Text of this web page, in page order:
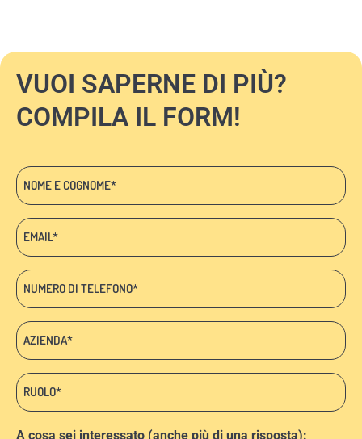
VUOI SAPERNE DI PIÙ?
COMPILA IL FORM!
Nome
e
cognome
Email:
*
Telefono
*
Azienda:
*
Ruolo:
*
A cosa sei interessato (anche più di una risposta):